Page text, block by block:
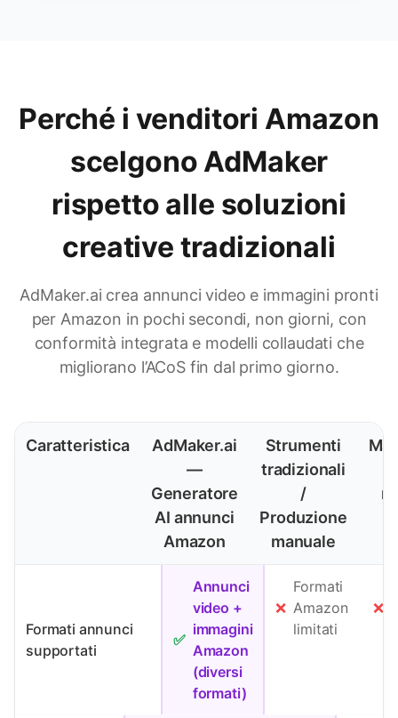
Perché i venditori Amazon
scelgono AdMaker
rispetto alle soluzioni
creative tradizionali
AdMaker.ai crea annunci video e immagini pronti
per Amazon in pochi secondi, non giorni, con
conformità integrata e modelli collaudati che
migliorano l’ACoS fin dal primo giorno.
Caratteristica
AdMaker.ai
—
Generatore
AI annunci
Amazon
Strumenti
tradizionali
/
Produzione
manuale
Formati annunci
supportati
✅
Annunci
video +
immagini
Amazon
(diversi
formati)
❌
Formati
Amazon
limitati
❌